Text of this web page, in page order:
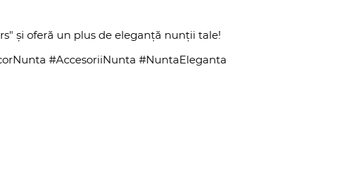
și oferă un plus de eleganță nunții tale!
#AccesoriiNunta #NuntaEleganta